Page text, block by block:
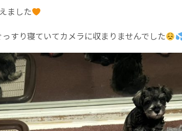
ました
すり寝ていてカメラに収まりませんでした